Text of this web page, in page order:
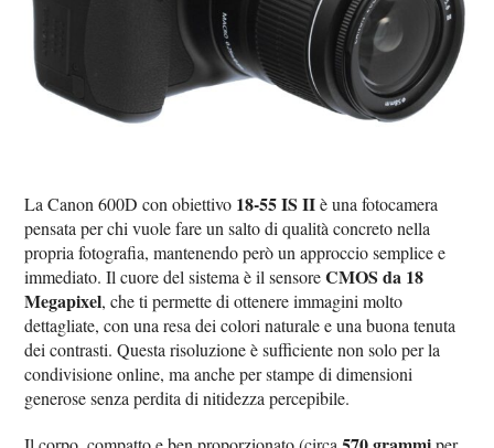
La Canon 600D con obiettivo 18‑55 IS IIè una fotocamera
pensata per chi vuole fare un salto di qualità concreto nella
propria fotografia, mantenendo però un approccio semplice e
immediato. Il cuore del sistema è il sensoreCMOS da 18
Megapixel, che ti permette di ottenere immagini molto
dettagliate, con una resa dei colori naturale e una buona tenuta
dei contrasti. Questa risoluzione è sufficiente non solo per la
condivisione online, ma anche per stampe di dimensioni
generose senza perdita di nitidezza percepibile.